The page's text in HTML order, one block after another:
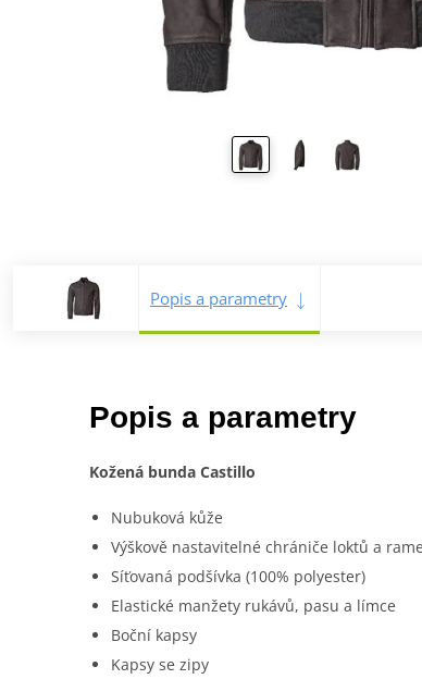
Popis a parametry
Popis a parametry
Kožená bunda Castillo
Nubuková kůže
Výškově nastavitelné chrániče loktů a
Síťovaná podšívka (100% polyester)
Elastické manžety rukávů, pasu a límce
Boční kapsy
Kapsy se zipy